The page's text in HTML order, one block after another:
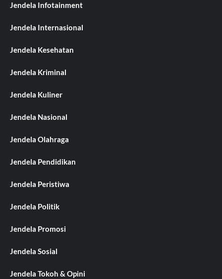
Jendela Infotainment
Jendela Internasional
Jendela Kesehatan
Jendela Kriminal
Jendela Kuliner
Jendela Nasional
Jendela Olahraga
Jendela Pendidikan
Jendela Peristiwa
Jendela Politik
Jendela Promosi
Jendela Sosial
Jendela Tokoh & Opini